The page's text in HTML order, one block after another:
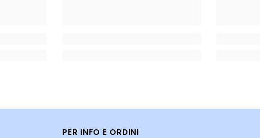
PER INFO E ORDINI